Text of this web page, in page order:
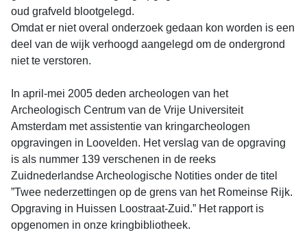
oud grafveld blootgelegd.
Omdat er niet overal onderzoek gedaan kon worden is een
deel van de wijk verhoogd aangelegd om de ondergrond
niet te verstoren.
In april-mei 2005 deden archeologen van het
Archeologisch Centrum van de Vrije Universiteit
Amsterdam met assistentie van kringarcheologen
opgravingen in Loovelden. Het verslag van de opgraving
is als nummer 139 verschenen in de reeks
Zuidnederlandse Archeologische Notities onder de titel
”Twee nederzettingen op de grens van het Romeinse Rijk.
Opgraving in Huissen Loostraat-Zuid.” Het rapport is
opgenomen in onze kringbibliotheek.